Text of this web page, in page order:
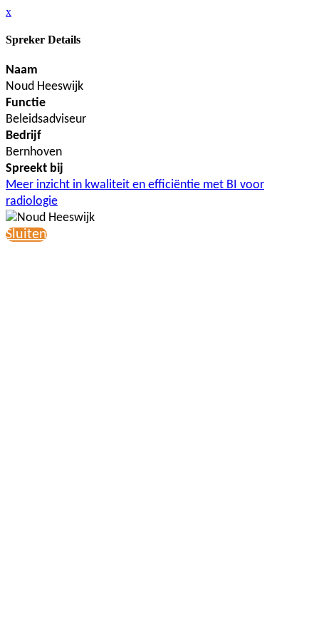
x
Spreker Details
Naam
Noud Heeswijk
Functie
Beleidsadviseur
Bedrijf
Bernhoven
Spreekt bij
Meer inzicht in kwaliteit en efficiëntie met BI voor
radiologie
Sluiten